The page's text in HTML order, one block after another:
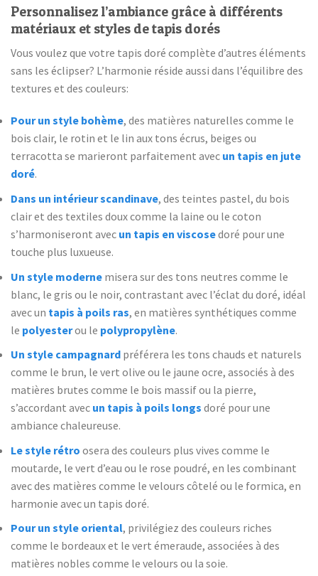
Personnalisez l’ambiance grâce à différents
matériaux et styles de tapis dorés
Vous voulez que votre tapis doré complète d’autres éléments
sans les éclipser? L’harmonie réside aussi dans l’équilibre des
textures et des couleurs:
Pour un style bohème, des matières naturelles comme le
bois clair, le rotin et le lin aux tons écrus, beiges ou
terracotta se marieront parfaitement avec un tapis en jute
doré.
Dans un intérieur scandinave, des teintes pastel, du bois
clair et des textiles doux comme la laine ou le coton
s’harmoniseront avec un tapis en viscosedoré pour une
touche plus luxueuse.
Un style moderne misera sur des tons neutres comme le
blanc, le gris ou le noir, contrastant avec l’éclat du doré, idéal
avec un tapis à poils ras, en matières synthétiques comme
le polyesterou le polypropylène.
Un style campagnard préférera les tons chauds et naturels
comme le brun, le vert olive ou le jaune ocre, associés à des
matières brutes comme le bois massif ou la pierre,
s’accordant avec un tapis à poils longs doré pour une
ambiance chaleureuse.
Le style rétro osera des couleurs plus vives comme le
moutarde, le vert d’eau ou le rose poudré, en les combinant
avec des matières comme le velours côtelé ou le formica, en
harmonie avec un tapis doré.
Pour un style oriental, privilégiez des couleurs riches
comme le bordeaux et le vert émeraude, associées à des
matières nobles comme le velours ou la soie.